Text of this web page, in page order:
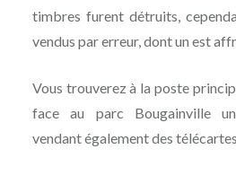
timbres furent détruits,
vendus par erreur, dont un est
Vous trouverez à la poste
face au parc Bougainville
vendant également des